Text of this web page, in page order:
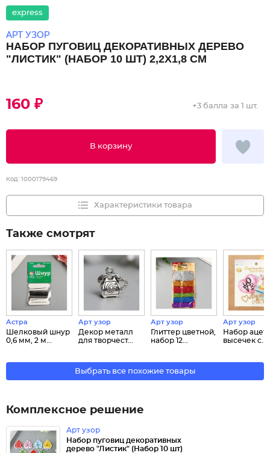
express
АРТ УЗОР
НАБОР ПУГОВИЦ ДЕКОРАТИВНЫХ ДЕРЕВО
"ЛИСТИК" (НАБОР 10 ШТ) 2,2Х1,8 СМ
160 ₽
В корзину
+3 балла за 1 шт.
Код: 1000179469
Характеристики товара
Также смотрят
Астра
Шелковый шнур
0,6 мм, 2 м...
Арт узор
Декор металл
для творчест...
Арт узор
Глиттер цветной,
набор 12...
Арт узор
Набор
высечек с...
Выбрать все похожие товары
Комплексное решение
Арт узор
Набор пуговиц декоративных
дерево "Листик" (Набор 10 шт)